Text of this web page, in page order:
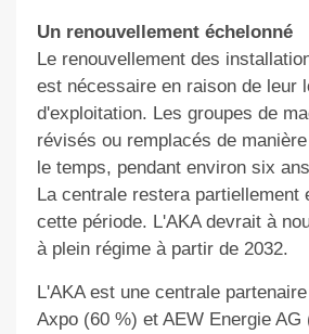
Un renouvellement échelonné
Le renouvellement des
est nécessaire en raison de leur
d'exploitation. Les groupes de
révisés ou remplacés de
le temps, pendant environ six
La centrale restera partiellement
cette période. L'AKA devrait à
à plein régime à partir de 2032.
L'AKA est une centrale
Axpo (60 %) et AEW Energie AG